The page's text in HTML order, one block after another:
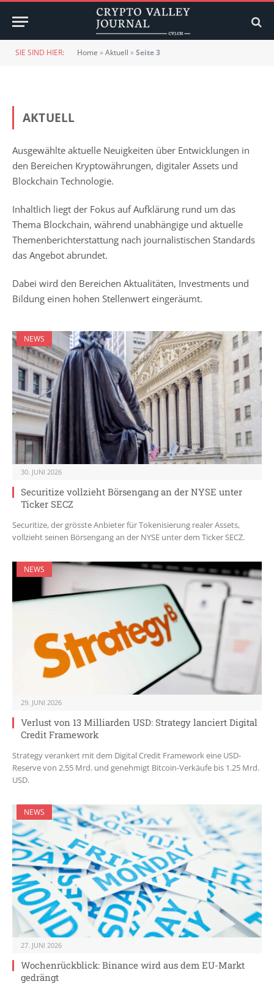
SIE SIND HIER: Home »Aktuell »Seite 3
AKTUELL
Ausgewählte aktuelle Neuigkeiten über Entwicklungen in
den Bereichen Kryptowährungen, digitaler Assets und
Blockchain Technologie.
Inhaltlich liegt der Fokus auf Aufklärung rund um das
Thema Blockchain, während unabhängige und aktuelle
Themenberichterstattung nach journalistischen Standards
das Angebot abrundet.
Dabei wird den Bereichen Aktualitäten, Investments und
Bildung einen hohen Stellenwert eingeräumt.
NEWS
30. JUNI 2026
Securitize vollzieht Börsengang an der NYSE unter
Ticker SECZ
Securitize, der grösste Anbieter für Tokenisierung realer Assets,
vollzieht seinen Börsengang an der NYSE unter dem Ticker SECZ.
NEWS
29. JUNI 2026
Verlust von 13 Milliarden USD: Strategy lanciert Digital
Credit Framework
Strategy verankert mit dem Digital Credit Framework eine USD-
Reserve von 2.55 Mrd. und genehmigt Bitcoin-Verkäufe bis 1.25 Mrd.
USD.
NEWS
27. JUNI 2026
Wochenrückblick: Binance wird aus dem EU-Markt
gedrängt